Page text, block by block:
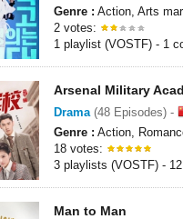
Genre : Action, Arts
2 votes:
1 playlist (VOSTF) - 1
Arsenal Military
Drama(48 Episodes) -
Genre : Action,
18 votes:
3 playlists (VOSTF) -
Man to Man